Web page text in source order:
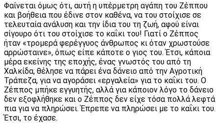
Φαίνεται όμως ότι, αυτή η υπέρμετρη αγάπη του Ζέππου
και βοήθεια που έδινε στον καθένα, να του στοίχισε σε
τελευταία ανάλυση και την ίδια του τη ζωή, αφού είναι
σίγουρο ότι του στοίχισε το καΐκι του! Γιατί ο Ζέππος
ήταν «τρομερά φερέγγυος άνθρωπος κι όταν χρωστούσε
αρρώσταινε», όπως είπε κάποτε ο γιος του. Έτσι, κάποια
μέρα εκείνης της εποχής, ένας γνωστός του από τη
Χαλκίδα, θέλησε να πάρει ένα δάνειο από την Αγροτική
Τράπεζα, για να αγοράσει «εργαλεία» για το καΐκι του. Ο
Ζέππος μπήκε εγγυητής, αλλά για κάποιον λόγο το δάνειο
δεν εξοφλήθηκε και ο Ζέππος δεν είχε τόσα πολλά λεφτά
πια για να πληρώσει. Έπρεπε να πληρώσει με το καΐκι του.
Έτσι, το έχασε.